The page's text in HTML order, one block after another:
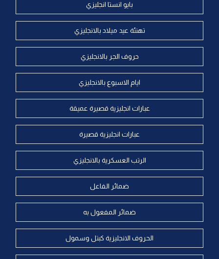
بايو انستا انجليزي
تهنئة عيد ميلاد بالانجليزي
حروف الجر بالانجليزي
ايام الاسبوع بالانجليزي
عبارات انجليزية قصيرة عميقة
عبارات انجليزية قصيرة
الرتب العسكرية بالانجليزي
ضمائر الفاعل
ضمائر المفعول به
الحروف الانجليزية كبتل وسمول